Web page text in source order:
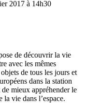
2017 à 14h30
de découvrir la vie
avec les mêmes
de tous les jours et
dans la station
mieux appréhender le
vie dans l’espace.